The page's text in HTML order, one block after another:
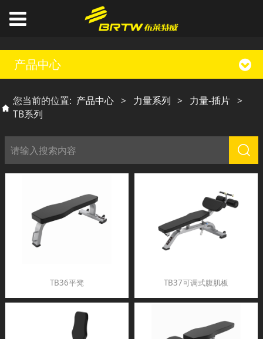
产品中心
您当前的位置: 产品中心 > 力量系列 > 力量-插片 >
TB系列
TB36平凳 TB37可调式腹肌板